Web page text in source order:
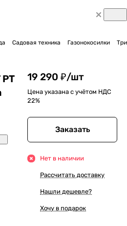
Садовая техника Газонокосилки
19 290 ₽/шт
Цена указана с учётом НДС
22%
Заказать
Нет в наличии
Рассчитать доставку
Нашли дешевле?
Хочу в подарок